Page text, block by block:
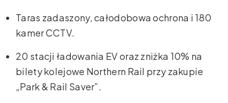
Taras zadaszony, całodobowa ochrona i 180
kamer CCTV.
20 stacji ładowania EV oraz zniżka 10% na
bilety kolejowe Northern Rail przy zakupie
„Park & Rail Saver”.